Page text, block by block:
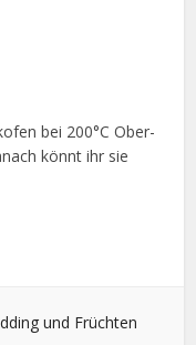
bei 200°C Ober-
könnt ihr sie